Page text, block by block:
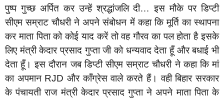
पुष्प गुच्छ अर्पित कर उन्हें श्रद्धांजलि दी… इस मौके पर डिप्टी
सीएम सम्राट चौधरी ने अपने संबोधन में कहा कि मूर्ति का स्थापना
कर माता पिता को कोई याद करें तो वह गौरव का पल होता है इसके
लिए मंत्री केदार प्रसाद गुप्ता जी को धन्यवाद देता हूँ और बधाई भी
देता हूँ। इस दौरान जब डिप्टी सीएम सम्राट चौधरी ने कहा कि मां
का अपमान RJD और कॉंग्रेस वाले करते हैं। वही बिहार सरकार
के पंचायती राज मंत्री केदार प्रसाद गुप्ता ने अपने माता पिता के